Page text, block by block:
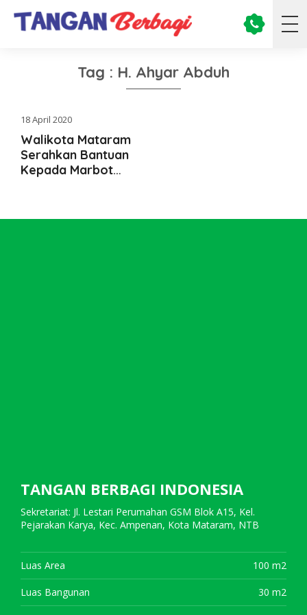
Tag : H. Ahyar Abduh
18 April 2020
Walikota Mataram
Serahkan Bantuan
Kepada Marbot
TANGAN BERBAGI INDONESIA
Sekretariat: Jl. Lestari Perumahan GSM Blok A15, Kel.
Pejarakan Karya, Kec. Ampenan, Kota Mataram, NTB
Luas Area 100 m2
Luas Bangunan 30 m2